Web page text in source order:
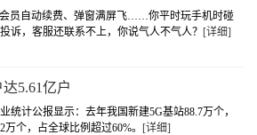
员自动续费、弹窗满屏飞……你平时玩手机时碰
诉，客服还联系不上，你说气人不气人？ [详细]
5.61亿户
统计公报显示：去年我国新建5G基站88.7万个，
个，占全球比例超过60%。 [详细]